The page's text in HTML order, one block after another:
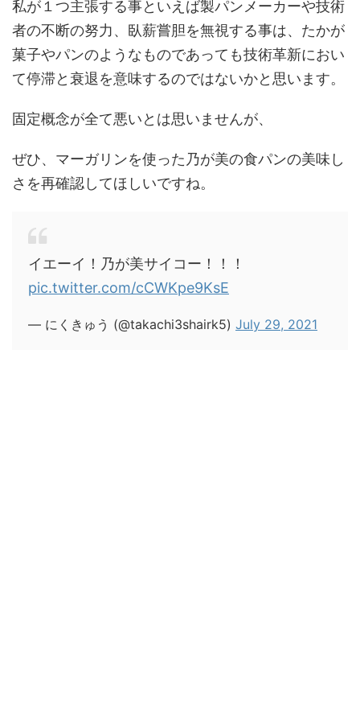
私が１つ主張する事といえば製パンメーカーや技術
者の不断の努力、臥薪嘗胆を無視する事は、たかが
菓子やパンのようなものであっても技術革新におい
て停滞と衰退を意味するのではないかと思います。
固定概念が全て悪いとは思いませんが、
ぜひ、 マーガリンを使った 乃が美の食パンの美味し
さを再確認してほしいですね。
イエーイ！乃が美サイコー！！！
pic.twitter.com/cCWKpe9KsE
— にくきゅう (@takachi3shairk5) July 29, 2021